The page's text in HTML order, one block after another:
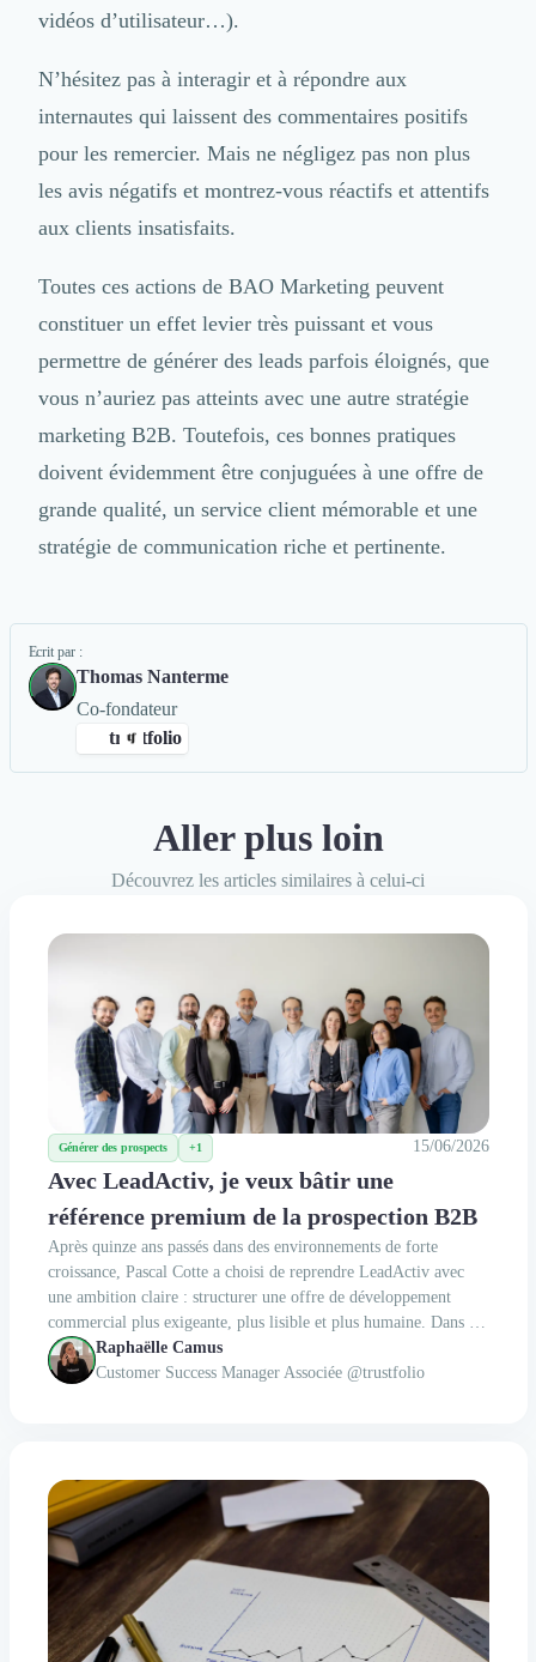
vidéos d’utilisateur…).
N’hésitez pas à interagir et à répondre aux
internautes qui laissent des commentaires positifs
pour les remercier. Mais ne négligez pas non plus
les avis négatifs et montrez-vous réactifs et attentifs
aux clients insatisfaits.
Toutes ces actions de BAO Marketing peuvent
constituer un effet levier très puissant et vous
permettre de générer des leads parfois éloignés, que
vous n’auriez pas atteints avec une autre stratégie
marketing B2B. Toutefois, ces bonnes pratiques
doivent évidemment être conjuguées à une offre de
grande qualité, un service client mémorable et une
stratégie de communication riche et pertinente.
Ecrit par :
Thomas Nanterme
Co-fondateur
trustfolio
Rédaction de Cas Client +4
Aller plus loin
Découvrez les articles similaires à celui-ci
Générer des prospects +1 15/06/2026
Avec LeadActiv, je veux bâtir une
référence premium de la prospection B2B
Après quinze ans passés dans des environnements de forte
croissance, Pascal Cotte a choisi de reprendre LeadActiv avec
une ambition claire : structurer une offre de développement
commercial plus exigeante, plus lisible et plus humaine. Dans cet
entretien, il revient sur son parcours, sa vision de la prospection
B2B et la manière dont il entend faire évoluer l’agence.
Raphaëlle Camus
Customer Success Manager Associée @trustfolio